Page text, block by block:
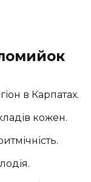
в Карпатах.
кожен.